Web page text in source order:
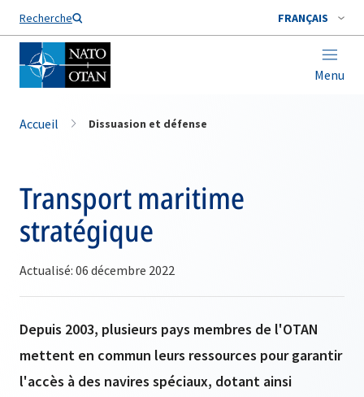
Recherche FRANÇAIS
Menu
Nom de famille*
Accueil Dissuasion et défense
Transport maritime
stratégique
Actualisé: 06 décembre 2022
Depuis 2003, plusieurs pays membres de l'OTAN
mettent en commun leurs ressources pour garantir
l'accès à des navires spéciaux, dotant ainsi